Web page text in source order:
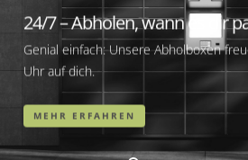
24/7 – Abholen, wann es dir
Genial einfach: Unsere Abholboxen
Uhr auf dich.
MEHR ERFAHREN